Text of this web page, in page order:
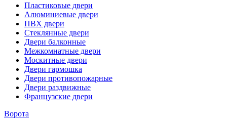
Пластиковые двери
Алюминиевые двери
ПВХ двери
Стеклянные двери
Двери балконные
Межкомнатные двери
Москитные двери
Двери гармошка
Двери противопожарные
Двери раздвижные
Французские двери
Ворота